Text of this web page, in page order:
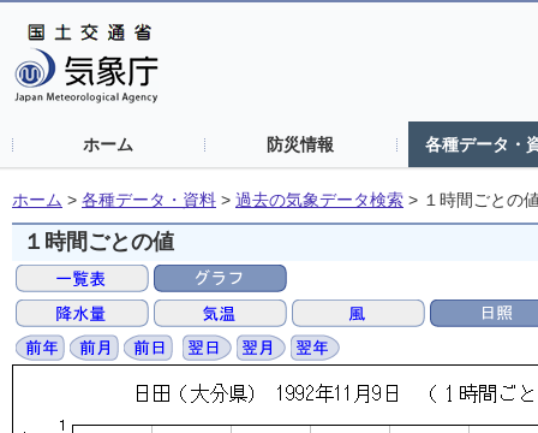
ホーム 防災情報 各種データ・
ホーム > 各種データ・資料 > 過去の気象データ検索 > １時間ごとの
１時間ごとの値